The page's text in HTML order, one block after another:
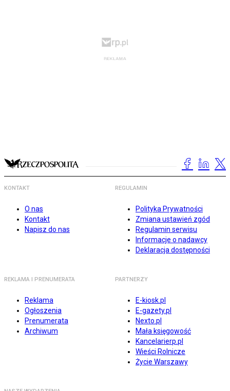
KONTAKT
O nas
Kontakt
Napisz do nas
REGULAMIN
Polityka Prywatności
Zmiana ustawień zgód
Regulamin serwisu
Informacje o nadawcy
Deklaracja dostępności
REKLAMA I PRENUMERATA
Reklama
Ogłoszenia
Prenumerata
Archiwum
PARTNERZY
E-kiosk.pl
E-gazety.pl
Nexto.pl
Mała księgowość
Kancelarierp.pl
Wieści Rolnicze
Życie Warszawy